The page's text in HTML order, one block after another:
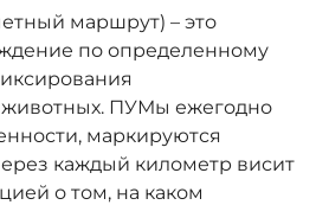
маршрут) – это
по определенному
животных. ПУМы ежегодно
маркируются
каждый километр висит
о том, на каком